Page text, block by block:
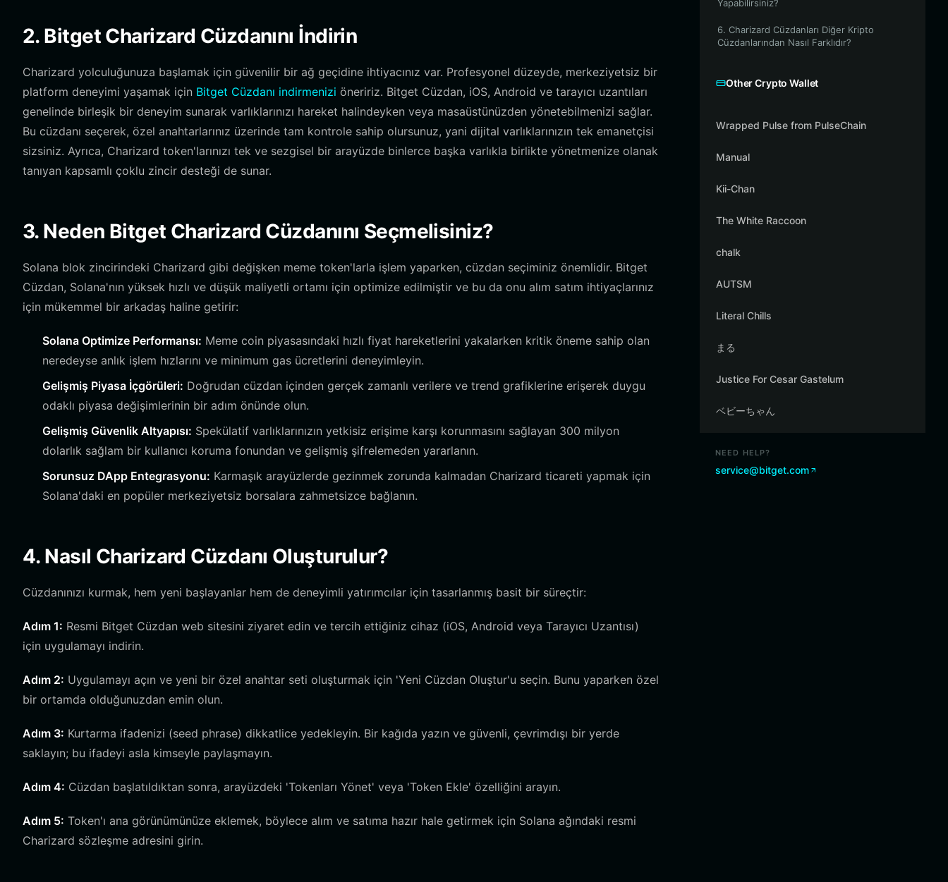
2. Bitget Charizard Cüzdanını İndirin
Charizard yolculuğunuza başlamak için güvenilir bir ağ geçidine ihtiyacınız var. Profesyonel düzeyde, merkeziyetsiz bir
platform deneyimi yaşamak için Bitget Cüzdanı indirmenizi öneririz. Bitget Cüzdan, iOS, Android ve tarayıcı uzantıları
genelinde birleşik bir deneyim sunarak varlıklarınızı hareket halindeyken veya masaüstünüzden yönetebilmenizi sağlar.
Bu cüzdanı seçerek, özel anahtarlarınız üzerinde tam kontrole sahip olursunuz, yani dijital varlıklarınızın tek emanetçisi
sizsiniz. Ayrıca, Charizard token'larınızı tek ve sezgisel bir arayüzde binlerce başka varlıkla birlikte yönetmenize olanak
tanıyan kapsamlı çoklu zincir desteği de sunar.
3. Neden Bitget Charizard Cüzdanını Seçmelisiniz?
Solana blok zincirindeki Charizard gibi değişken meme token'larla işlem yaparken, cüzdan seçiminiz önemlidir. Bitget
Cüzdan, Solana'nın yüksek hızlı ve düşük maliyetli ortamı için optimize edilmiştir ve bu da onu alım satım ihtiyaçlarınız
için mükemmel bir arkadaş haline getirir:
Solana Optimize Performansı: Meme coin piyasasındaki hızlı fiyat hareketlerini yakalarken kritik öneme sahip olan
neredeyse anlık işlem hızlarını ve minimum gas ücretlerini deneyimleyin.
Gelişmiş Piyasa İçgörüleri: Doğrudan cüzdan içinden gerçek zamanlı verilere ve trend grafiklerine erişerek duygu
odaklı piyasa değişimlerinin bir adım önünde olun.
Gelişmiş Güvenlik Altyapısı: Spekülatif varlıklarınızın yetkisiz erişime karşı korunmasını sağlayan 300 milyon
dolarlık sağlam bir kullanıcı koruma fonundan ve gelişmiş şifrelemeden yararlanın.
Sorunsuz DApp Entegrasyonu: Karmaşık arayüzlerde gezinmek zorunda kalmadan Charizard ticareti yapmak için
Solana'daki en popüler merkeziyetsiz borsalara zahmetsizce bağlanın.
4. Nasıl Charizard Cüzdanı Oluşturulur?
Cüzdanınızı kurmak, hem yeni başlayanlar hem de deneyimli yatırımcılar için tasarlanmış basit bir süreçtir:
Adım 1: Resmi Bitget Cüzdan web sitesini ziyaret edin ve tercih ettiğiniz cihaz (iOS, Android veya Tarayıcı Uzantısı)
için uygulamayı indirin.
Adım 2: Uygulamayı açın ve yeni bir özel anahtar seti oluşturmak için 'Yeni Cüzdan Oluştur'u seçin. Bunu yaparken özel
bir ortamda olduğunuzdan emin olun.
Adım 3: Kurtarma ifadenizi (seed phrase) dikkatlice yedekleyin. Bir kağıda yazın ve güvenli, çevrimdışı bir yerde
saklayın; bu ifadeyi asla kimseyle paylaşmayın.
Adım 4: Cüzdan başlatıldıktan sonra, arayüzdeki 'Tokenları Yönet' veya 'Token Ekle' özelliğini arayın.
Adım 5: Token'ı ana görünümünüze eklemek, böylece alım ve satıma hazır hale getirmek için Solana ağındaki resmi
Charizard sözleşme adresini girin.
Yapabilirsiniz?
6. Charizard Cüzdanları Diğer Kripto
Cüzdanlarından Nasıl Farklıdır?
Other Crypto Wallet
Wrapped Pulse from PulseChain
Manual
Kii-Chan
The White Raccoon
chalk
AUTSM
Literal Chills
まる
Justice For Cesar Gastelum
ベビーちゃん
NEED HELP?
service@bitget.com